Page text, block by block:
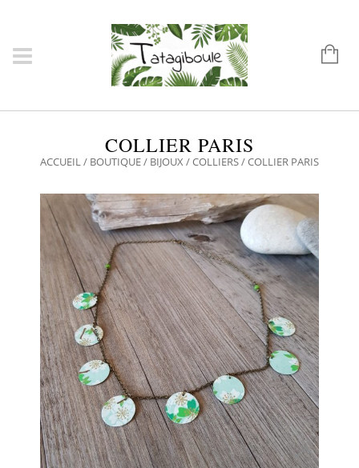
COLLIER PARIS
ACCUEIL/ BOUTIQUE/ BIJOUX /COLLIERS/ COLLIER PARIS